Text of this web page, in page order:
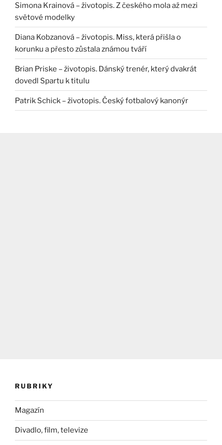
Simona Krainová – životopis. Z českého mola až mezi
světové modelky
Diana Kobzanová – životopis. Miss, která přišla o
korunku a přesto zůstala známou tváří
Brian Priske – životopis. Dánský trenér, který dvakrát
dovedl Spartu k titulu
Patrik Schick – životopis. Český fotbalový kanonýr
RUBRIKY
Magazín
Divadlo, film, televize